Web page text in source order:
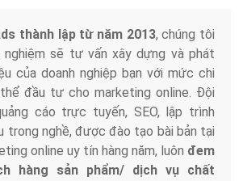
thành lập từ năm 2013, chúng tôi
nghiệm sẽ tư vấn xây dựng và phát
của doanh nghiệp bạn với mức chi
đầu tư cho marketing online. Đội
cáo trực tuyến, SEO, lập trình
trong nghề, được đào tạo bài bản tại
online uy tín hàng năm, luôn đem
hàng sản phẩm/ dịch vụ chất